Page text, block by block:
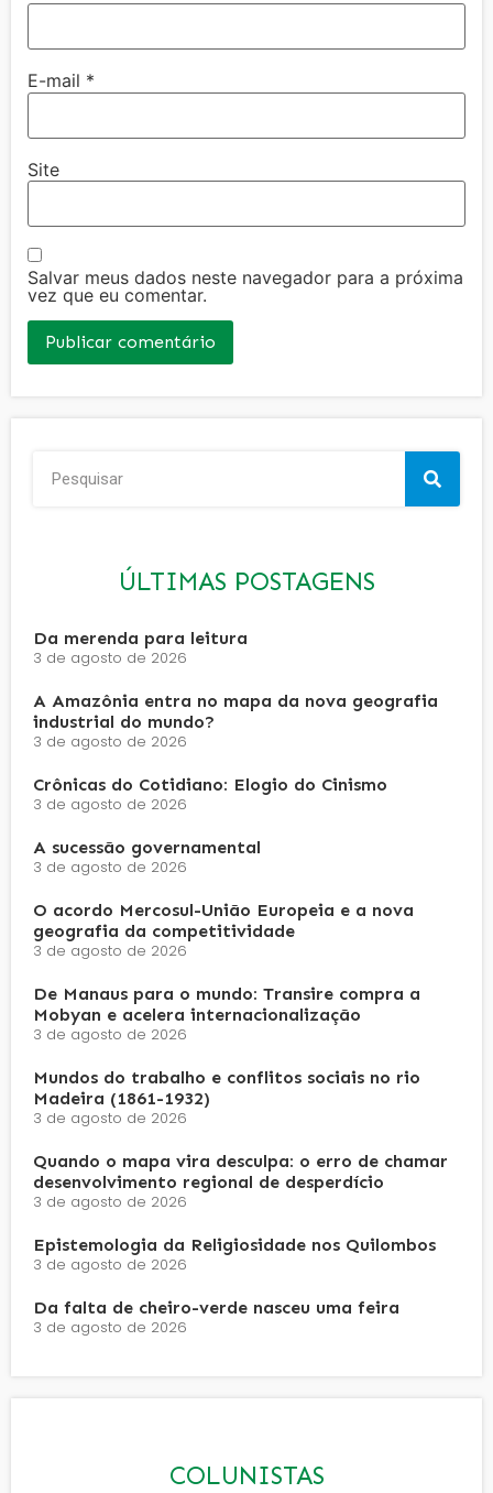
E-mail *
Site
Salvar meus dados neste navegador para a próxima
vez que eu comentar.
ÚLTIMAS POSTAGENS
Da merenda para leitura
3 de agosto de 2026
A Amazônia entra no mapa da nova geografia
industrial do mundo?
3 de agosto de 2026
Crônicas do Cotidiano: Elogio do Cinismo
3 de agosto de 2026
A sucessão governamental
3 de agosto de 2026
O acordo Mercosul-União Europeia e a nova
geografia da competitividade
3 de agosto de 2026
De Manaus para o mundo: Transire compra a
Mobyan e acelera internacionalização
3 de agosto de 2026
Mundos do trabalho e conflitos sociais no rio
Madeira (1861-1932)
3 de agosto de 2026
Quando o mapa vira desculpa: o erro de chamar
desenvolvimento regional de desperdício
3 de agosto de 2026
Epistemologia da Religiosidade nos Quilombos
3 de agosto de 2026
Da falta de cheiro-verde nasceu uma feira
3 de agosto de 2026
COLUNISTAS